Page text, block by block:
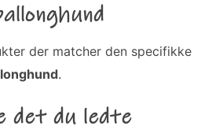
der matcher den specifikke
.
det du ledte